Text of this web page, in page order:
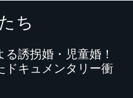
ち
誘拐婚・児童婚！
ドキュメンタリー衝